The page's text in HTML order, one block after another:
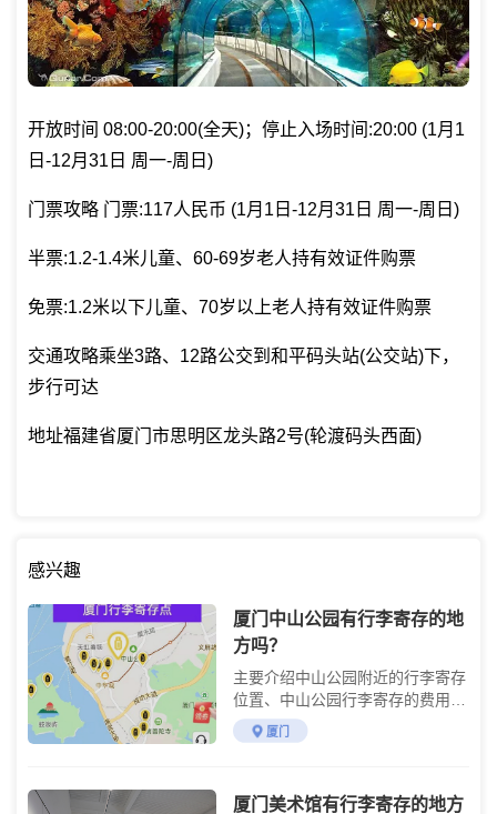
开放时间 08:00-20:00(全天)；停止入场时间:20:00 (1月1
日-12月31日 周一-周日)
门票攻略 门票:117人民币 (1月1日-12月31日 周一-周日)
半票:1.2-1.4米儿童、60-69岁老人持有效证件购票
免票:1.2米以下儿童、70岁以上老人持有效证件购票
交通攻略乘坐3路、12路公交到和平码头站(公交站)下，
步行可达
地址福建省厦门市思明区龙头路2号(轮渡码头西面)
感兴趣
厦门中山公园有行李寄存的地
方吗？
主要介绍中山公园附近的行李寄存
位置、中山公园行李寄存的费用、
中山公园行李寄存的方法
厦门
厦门美术馆有行李寄存的地方